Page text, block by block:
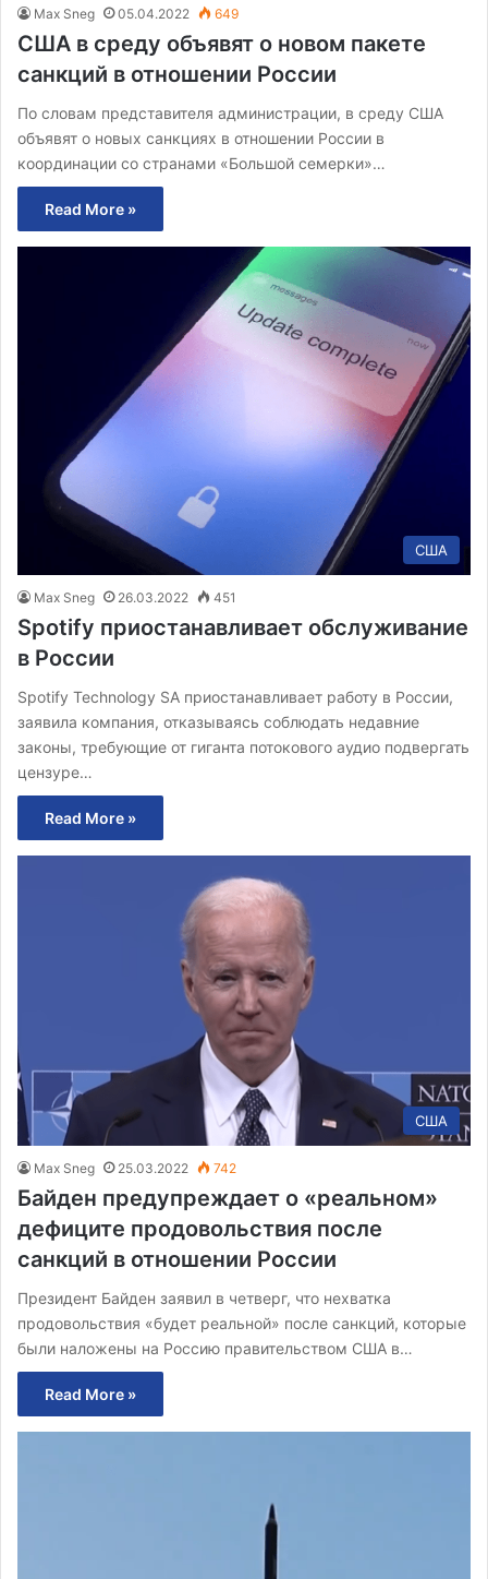
Max Sneg 05.04.2022 649
США в среду объявят о новом пакете
санкций в отношении России
По словам представителя администрации, в среду США
объявят о новых санкциях в отношении России в
координации со странами «Большой семерки»…
Read More »
США
Max Sneg 26.03.2022 451
Spotify приостанавливает обслуживание
в России
Spotify Technology SA приостанавливает работу в России,
заявила компания, отказываясь соблюдать недавние
законы, требующие от гиганта потокового аудио подвергать
цензуре…
Read More »
США
Max Sneg 25.03.2022 742
Байден предупреждает о «реальном»
дефиците продовольствия после
санкций в отношении России
Президент Байден заявил в четверг, что нехватка
продовольствия «будет реальной» после санкций, которые
были наложены на Россию правительством США в…
Read More »